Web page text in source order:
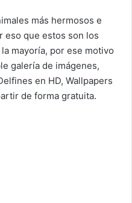
más hermosos e
eso que estos son los
mayoría, por ese motivo
galería de imágenes,
en HD, Wallpapers
de forma gratuita.